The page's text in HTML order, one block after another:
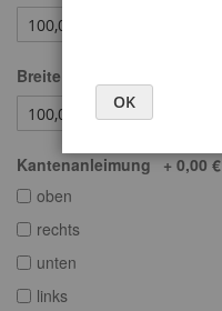
Breite (cm)
Kantenanleimung + 0,00 €
oben
rechts
unten
links
OK